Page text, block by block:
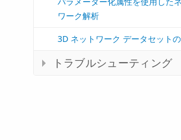
ワーク解析
3D ネットワーク データセット
トラブルシューティング